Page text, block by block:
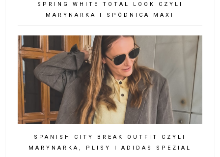
SPRING WHITE TOTAL LOOK CZYLI
MARYNARKA I SPÓDNICA MAXI
SPANISH CITY BREAK OUTFIT CZYLI
MARYNARKA, PLISY I ADIDAS SPEZIAL